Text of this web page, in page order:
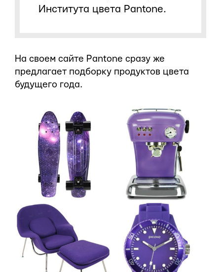
Института цвета Pantone.
На своем сайте Pantone сразу же
предлагает подборку продуктов цвета
будущего года.